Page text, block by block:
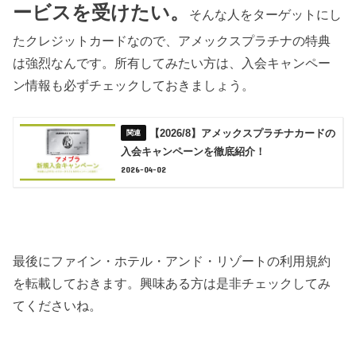
ービスを受けたい。
そんな人をターゲットにし
たクレジットカードなので、アメックスプラチナの特典
は強烈なんです。所有してみたい方は、入会キャンペー
ン情報も必ずチェックしておきましょう。
【2026/8】アメックスプラチナカードの
入会キャンペーンを徹底紹介！
2026-04-02
最後にファイン・ホテル・アンド・リゾートの利用規約
を転載しておきます。興味ある方は是非チェックしてみ
てくださいね。